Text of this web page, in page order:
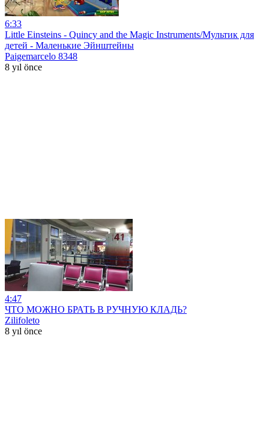
6:33
Little Einsteins - Quincy and the Magic Instruments/Мультик для
детей - Маленькие Эйнштейны
Paigemarcelo 8348
8 yıl önce
4:47
ЧТО МОЖНО БРАТЬ В РУЧНУЮ КЛАДЬ?
Zilifoleto
8 yıl önce